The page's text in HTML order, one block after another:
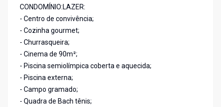
CONDOMÍNIO:LAZER:
- Centro de convivência;
- Cozinha gourmet;
- Churrasqueira;
- Cinema de 90m²;
- Piscina semiolímpica coberta e aquecida;
- Piscina externa;
- Campo gramado;
- Quadra de Bach tênis;